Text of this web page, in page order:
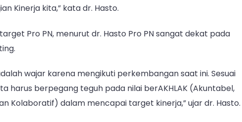
Kinerja kita,” kata dr. Hasto.
Pro PN, menurut dr. Hasto Pro PN sangat dekat pada
wajar karena mengikuti perkembangan saat ini. Sesuai
harus berpegang teguh pada nilai berAKHLAK (Akuntabel,
Kolaboratif) dalam mencapai target kinerja,” ujar dr. Hasto.